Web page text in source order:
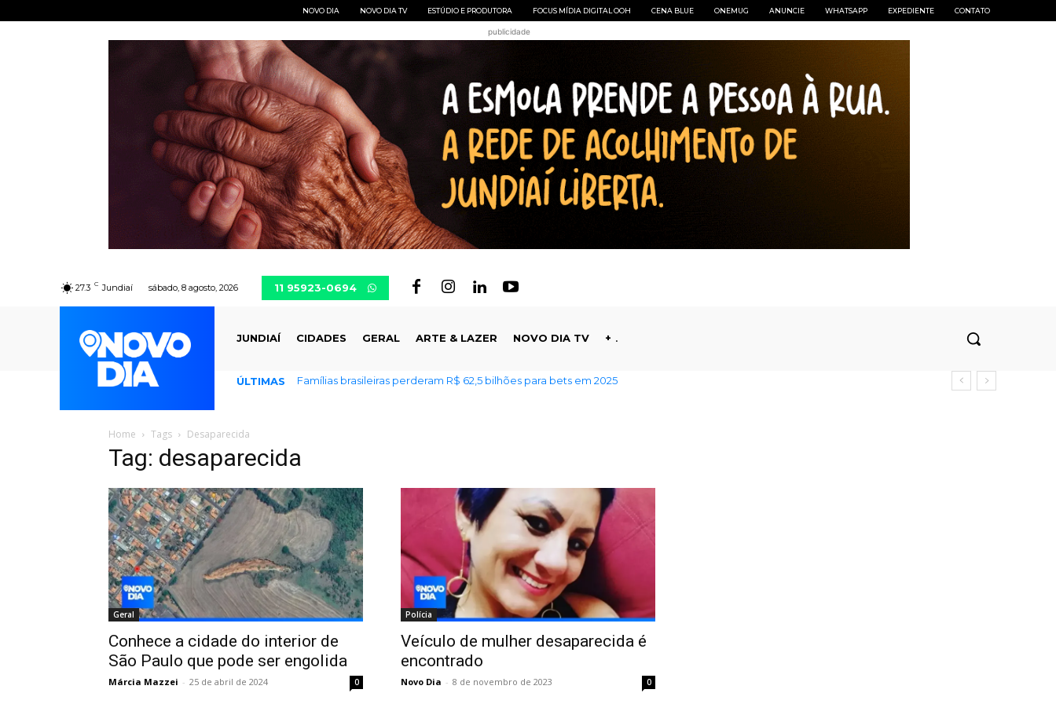
NOVO DIA NOVO DIA TV ESTÚDIO E PRODUTORA FOCUS MÍDIA DIGITAL OOH CENA BLUE ONEMUG ANUNCIE WHATSAPP EXPEDIENTE CONTATO
publicidade
27.3 C Jundiaí sábado, 8 agosto, 2026 11 95923-0694
JUNDIAÍ CIDADES GERAL ARTE & LAZER NOVO DIA TV +
ÚLTIMAS Famílias brasileiras perderam R$ 62,5 bilhões para bets em 2025
Home Tags Desaparecida
Tag: desaparecida
Geral
Conhece a cidade do interior de
São Paulo que pode ser engolida
Márcia Mazzei - 25 de abril de 2024 0
Polícia
Veículo de mulher desaparecida é
encontrado
Novo Dia - 8 de novembro de 2023 0